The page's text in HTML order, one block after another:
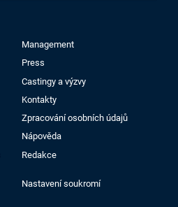
Management
Press
Castingy a výzvy
Kontakty
Zpracování osobních údajů
Nápověda
Redakce
Nastavení soukromí